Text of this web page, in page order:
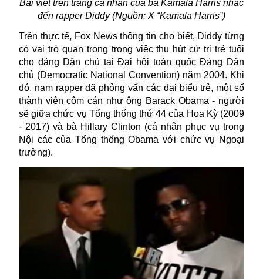
Bài viết trên trang cá nhân của bà Kamala Harris nhắc
đến rapper Diddy (Nguồn: X “Kamala Harris”)
Trên thực tế, Fox News thông tin cho biết, Diddy từng
có vai trò quan trọng trong việc thu hút cử tri trẻ tuổi
cho đảng Dân chủ tại Đại hội toàn quốc Đảng Dân
chủ (Democratic National Convention) năm 2004. Khi
đó, nam rapper đã phỏng vấn các đại biểu trẻ, một số
thành viên cộm cán như ông Barack Obama - người
sẽ giữa chức vụ Tổng thống thứ 44 của Hoa Kỳ (2009
- 2017) và bà Hillary Clinton (cá nhân phục vụ trong
Nội các của Tổng thống Obama với chức vụ Ngoại
trưởng).